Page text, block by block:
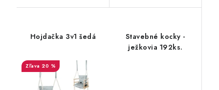
Hojdačka 3v1 šedá
20 %
Stavebné kocky -
ježkovia 192ks.